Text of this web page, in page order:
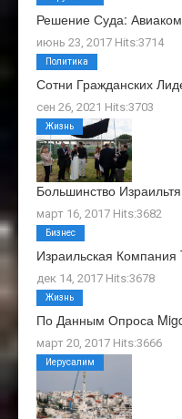
Решение Суда:
июнь 23, 2017 Hits:3714
Сотни Гражданских
сен 26, 2021 Hits:3703
Политика
Большинство
март 16, 2017 Hits:3682
Жизнь
Израильская
дек 14, 2017 Hits:3678
Бизнес
По Данным Опроса
март 20, 2017 Hits:3666
Жизнь
Иерусалим